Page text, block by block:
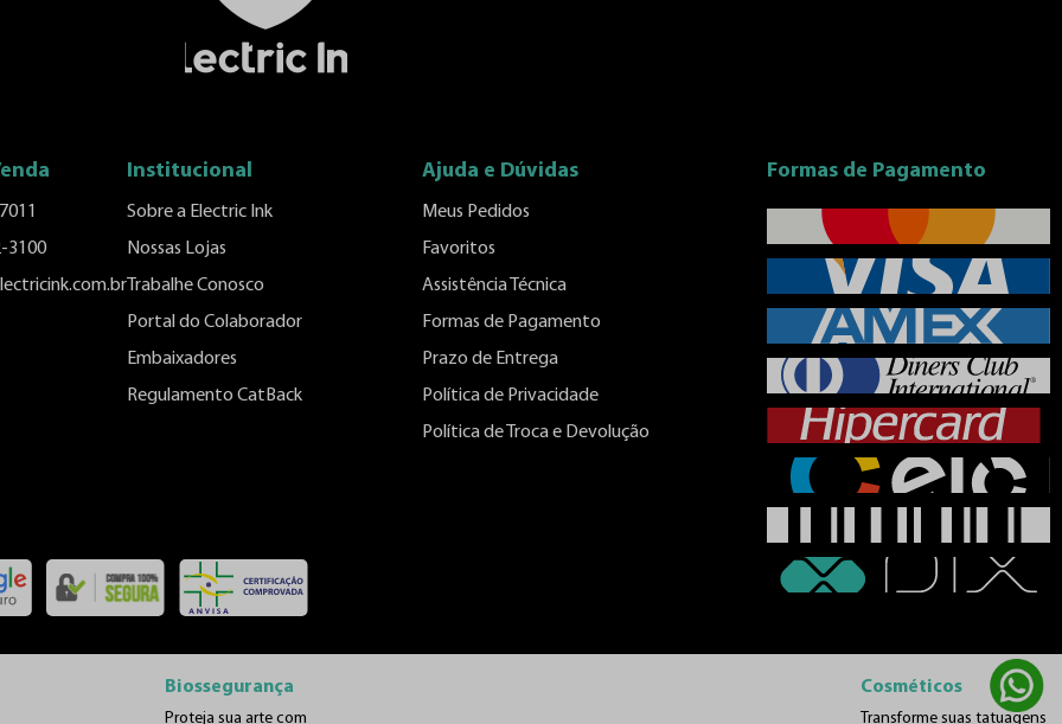
3100
Institucional
Sobre a Electric Ink
Nossas Lojas
Trabalhe Conosco
Portal do Colaborador
Embaixadores
Regulamento CatBack
Ajuda e Dúvidas
Meus Pedidos
Favoritos
Assistência Técnica
Formas de Pagamento
Prazo de Entrega
Política de Privacidade
Política de Troca e Devolução
Formas de Pagamento
Biossegurança
Proteja sua arte com
Cosméticos
Transforme suas tatuagens